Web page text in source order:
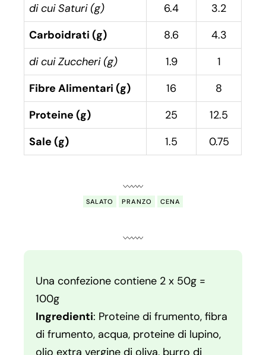
di cui Saturi (g)
6.4
3.2
Carboidrati (g)
8.6
4.3
di cui Zuccheri (g)
1.9
1
Fibre Alimentari (g)
16
8
Proteine (g)
25
12.5
Sale (g)
1.5 0.75
SALATO PRANZO CENA
Una confezione contiene 2 x 50g =
100g
Ingredienti: Proteine di frumento, fibra
di frumento, acqua, proteine di lupino,